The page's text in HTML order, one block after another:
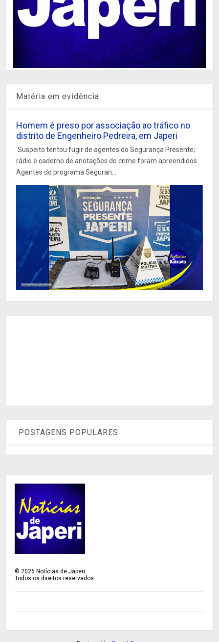
Matéria em evidência
Homem é preso por associação ao tráfico no
distrito de Engenheiro Pedreira, em Japeri
Suspeito tentou fugir de agentes do Segurança Presente;
rádio e caderno de anotações do crime foram apreendidos
Agentes do programa Seguran...
POSTAGENS POPULARES
© 2026 Notícias de Japeri
Todos os direitos reservados.